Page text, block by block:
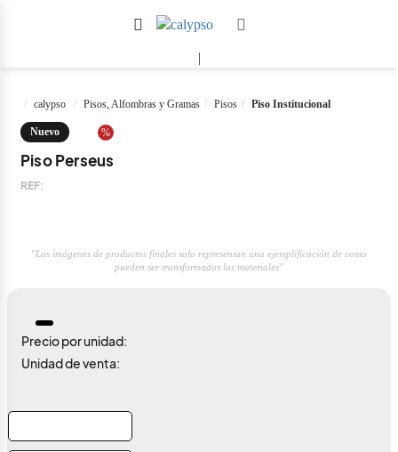
|
calypso Pisos, Alfombras y Gramas Pisos Piso Institucional
Nuevo %
Piso Perseus
REF:
"Las imágenes de productos finales solo representan una ejemplificación de como
pueden ser transformados los materiales"
Precio por unidad:
Unidad de venta: